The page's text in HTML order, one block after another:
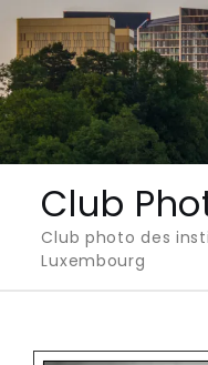
Skip
content
Club
Club photo des
Luxembourg